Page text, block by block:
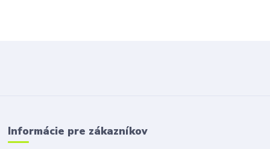
Informácie pre zákazníkov